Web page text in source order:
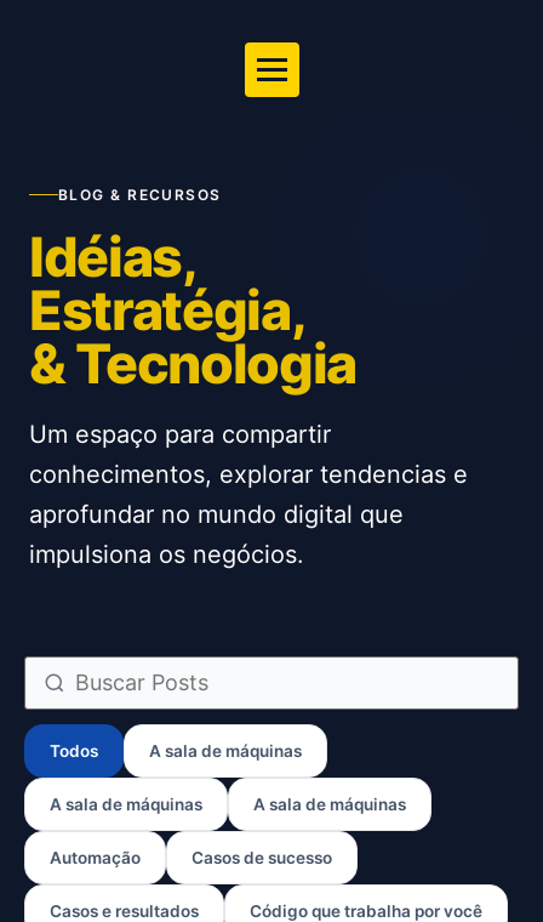
BLOG & RECURSOS
Idéias,
Estratégia,
& Tecnologia
Um espaço para compartir
conhecimentos, explorar tendencias e
aprofundar no mundo digital que
impulsiona os negócios.
Todos A sala de máquinas
A sala de máquinas A sala de máquinas
Automação Casos de sucesso
Casos e resultados Código que trabalha por você